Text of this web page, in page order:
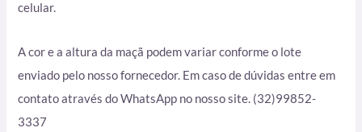
celular.
A cor e a altura da maçã podem variar conforme o lote
enviado pelo nosso fornecedor. Em caso de dúvidas entre em
contato através do WhatsApp no nosso site. (32)99852-
3337